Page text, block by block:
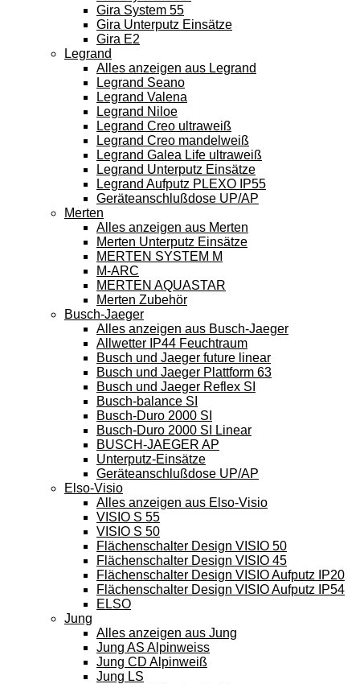
Gira System 55
Gira Unterputz Einsätze
Gira E2
Legrand
Alles anzeigen aus Legrand
Legrand Seano
Legrand Valena
Legrand Niloe
Legrand Creo ultraweiß
Legrand Creo mandelweiß
Legrand Galea Life ultraweiß
Legrand Unterputz Einsätze
Legrand Aufputz PLEXO IP55
Geräteanschlußdose UP/AP
Merten
Alles anzeigen aus Merten
Merten Unterputz Einsätze
MERTEN SYSTEM M
M-ARC
MERTEN AQUASTAR
Merten Zubehör
Busch-Jaeger
Alles anzeigen aus Busch-Jaeger
Allwetter IP44 Feuchtraum
Busch und Jaeger future linear
Busch und Jaeger Plattform 63
Busch und Jaeger Reflex SI
Busch-balance SI
Busch-Duro 2000 SI
Busch-Duro 2000 SI Linear
BUSCH-JAEGER AP
Unterputz-Einsätze
Geräteanschlußdose UP/AP
Elso-Visio
Alles anzeigen aus Elso-Visio
VISIO S 55
VISIO S 50
Flächenschalter Design VISIO 50
Flächenschalter Design VISIO 45
Flächenschalter Design VISIO Aufputz IP20
Flächenschalter Design VISIO Aufputz IP54
ELSO
Jung
Alles anzeigen aus Jung
Jung AS Alpinweiss
Jung CD Alpinweiß
Jung LS